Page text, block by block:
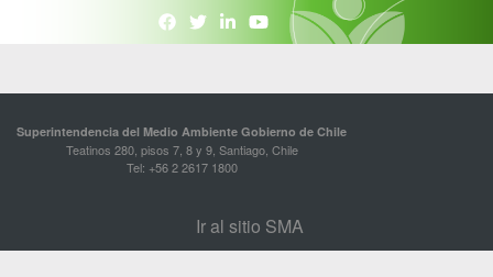
Superintendencia del Medio Ambiente Gobierno de Chile
Teatinos 280, pisos 7, 8 y 9, Santiago, Chile
Tel: +56 2 2617 1800
Ir al sitio SMA